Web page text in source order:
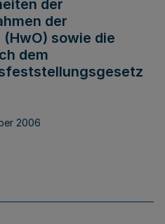
der
der
sowie die
dem
2006